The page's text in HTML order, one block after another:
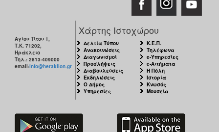
Αγίου Τίτου 1,
Τ.Κ. 71202,
Ηράκλειο
Τηλ.: 2813-409000
email:info@heraklion.gr
Χάρτης Ιστοχώρου
Δελτία Τύπου
Ανακοινώσεις
Διαγωνισμοί
Προσλήψεις
Διαβουλεύσεις
Εκδηλώσεις
Ο Δήμος
Υπηρεσίες
Κ.Ε.Π.
Τηλέφωνα
e-Υπηρεσίες
e-Αιτήματα
Η Πόλη
Ιστορία
Κνωσός
Μουσεία